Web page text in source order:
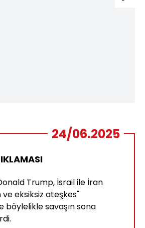
24/06.2025
Trump, İsrail ile İran
eksiksiz ateşkes"
böylelikle savaşın sona